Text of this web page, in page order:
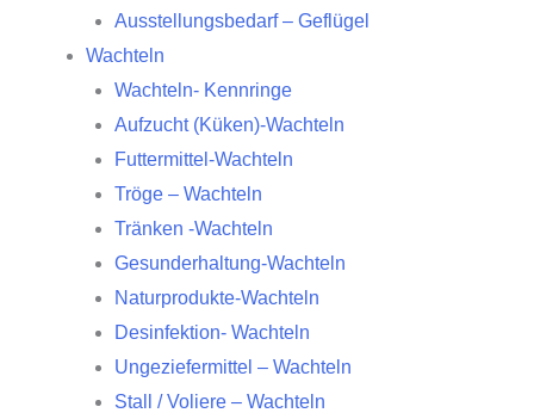
Ausstellungsbedarf – Geflügel
Wachteln
Wachteln- Kennringe
Aufzucht (Küken)-Wachteln
Futtermittel-Wachteln
Tröge – Wachteln
Tränken -Wachteln
Gesunderhaltung-Wachteln
Naturprodukte-Wachteln
Desinfektion- Wachteln
Ungeziefermittel – Wachteln
Stall / Voliere – Wachteln